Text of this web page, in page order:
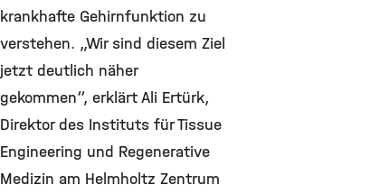
krankhafte Gehirnfunktion zu
verstehen. „Wir sind diesem Ziel
jetzt deutlich näher
gekommen“, erklärt Ali Ertürk,
Direktor des Instituts für Tissue
Engineering und Regenerative
Medizin am Helmholtz Zentrum